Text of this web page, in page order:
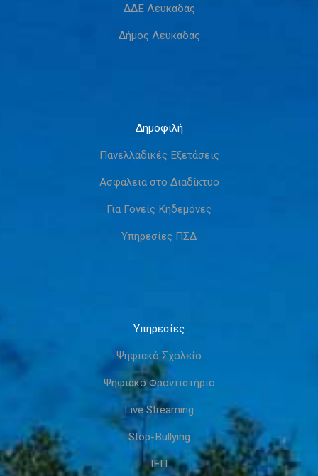
ΔΔΕ Λευκάδας
Δήμος Λευκάδας
Δημοφιλή
Πανελλαδικές Εξετάσεις
Ασφάλεια στο Διαδίκτυο
Για Γονείς Κηδεμόνες
Υπηρεσίες ΠΣΔ
Υπηρεσίες
Ψηφιακό Σχολείο
Ψηφιακό Φροντιστήριο
Live Streaming
Stop-Bullying
ΙΕΠ